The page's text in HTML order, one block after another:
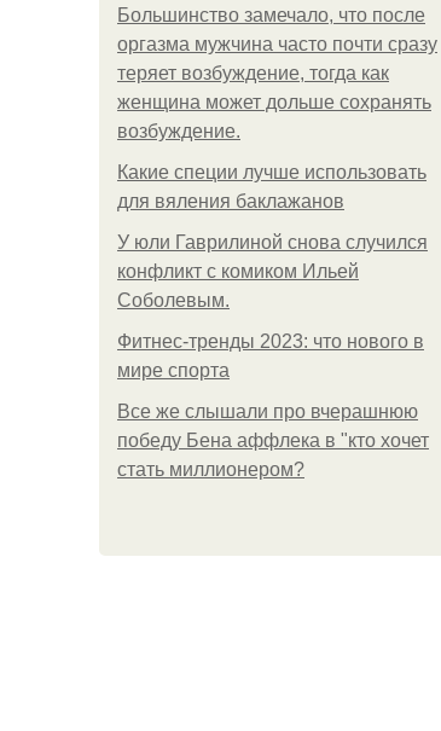
Большинство замечало, что после
оргазма мужчина часто почти сразу
теряет возбуждение, тогда как
женщина может дольше сохранять
возбуждение.
Какие специи лучше использовать
для вяления баклажанов
У юли Гаврилиной снова случился
конфликт с комиком Ильей
Соболевым.
Фитнес-тренды 2023: что нового в
мире спорта
Все же слышали про вчерашнюю
победу Бена аффлека в "кто хочет
стать миллионером?